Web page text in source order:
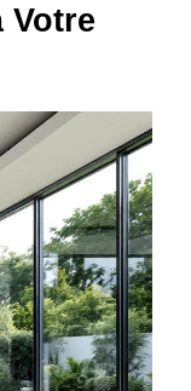
Votre